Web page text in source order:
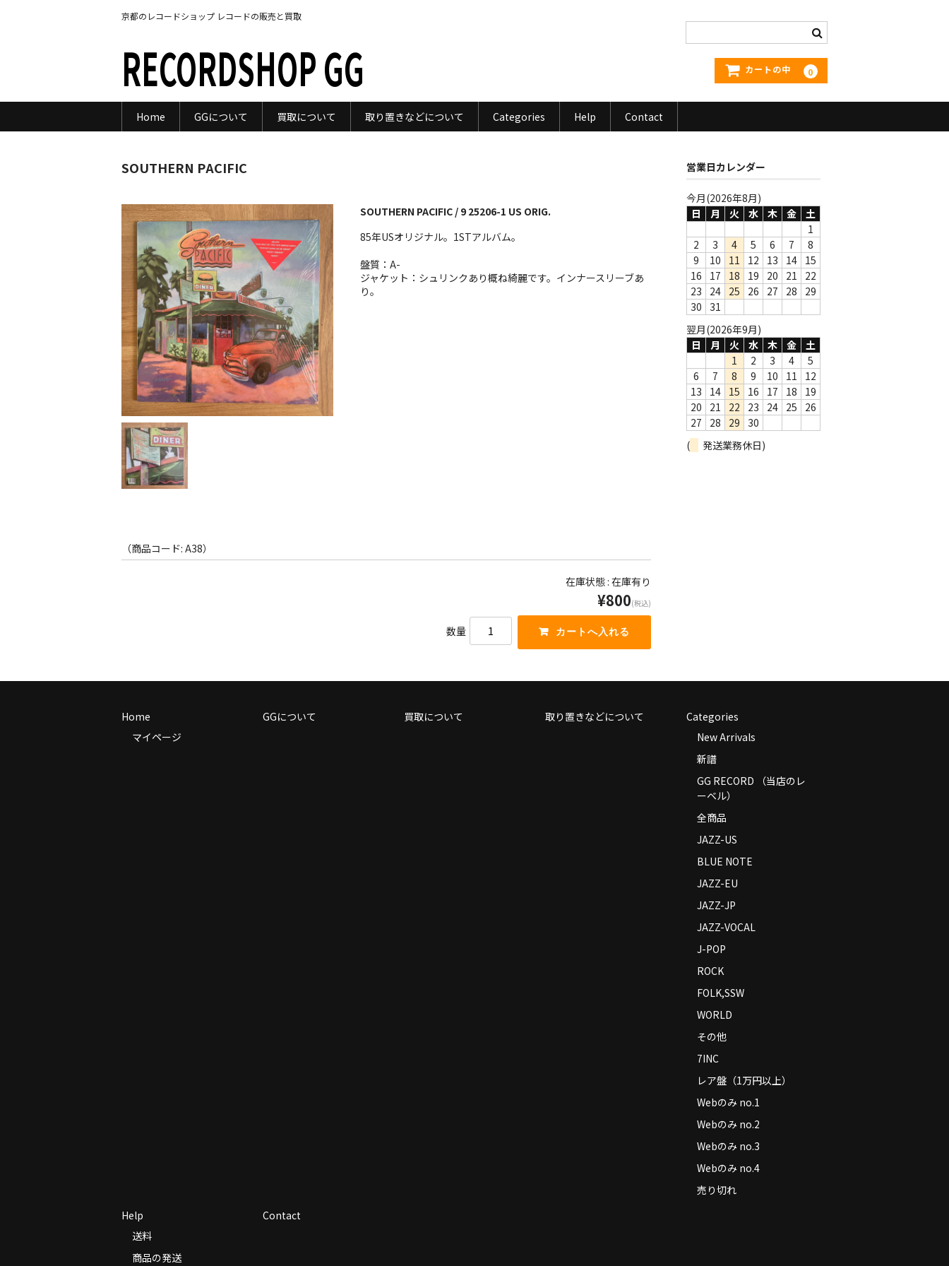
京都のレコードショップ レコードの販売と買取
RECORDSHOP GG カートの中 0
Home GGについて 買取について 取り置きなどについて Categories Help Contact
SOUTHERN PACIFIC
SOUTHERN PACIFIC / 9 25206-1 US ORIG.
85年USオリジナル。1STアルバム。
盤質：A-
ジャケット：シュリンクあり概ね綺麗です。インナースリーブあ
り。
（商品コード: A38）
在庫状態 : 在庫有り
¥800(税込)
数量
営業日カレンダー
今月(2026年8月)
日
月 火 水 木 金
土
1
2
3 4 5 6 7
8
9
10 11 12 13 14 15
16
17 18 19 20 21
22
23
24 25 26 27 28
29
30
31
翌月(2026年9月)
日
月 火 水 木 金
土
1
2 3 4
5
6
7 8 9 10 11
12
13
14 15 16 17 18
19
20
21 22 23 24 25
26
27
28 29
30
(
発送業務休日)
Home
マイページ
GGについて 買取について 取り置きなどについて
Categories
New Arrivals
新譜
GG RECORD （当店のレ
ーベル）
全商品
JAZZ-US
BLUE NOTE
JAZZ-EU
JAZZ-JP
JAZZ-VOCAL
J-POP
ROCK
FOLK,SSW
WORLD
その他
7INC
レア盤（1万円以上）
Webのみ no.1
Webのみ no.2
Webのみ no.3
Webのみ no.4
売り切れ
Help
送料
商品の発送
Contact